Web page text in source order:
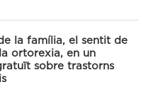
la família, el sentit de
ortorexia, en un
sobre trastorns